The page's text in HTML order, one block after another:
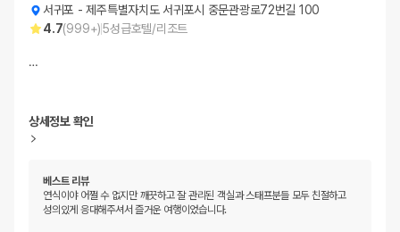
서귀포 -제주특별자치도 서귀포시 중문관광로72번길 100
4.7(999+)5성급호텔/리조트
…
상세정보 확인
베스트 리뷰
연식이야 어쩔 수 없지만 깨끗하고 잘 관리된 객실과 스태프분들 모두 친절하고
성의있게 응대해주셔서 즐거운 여행이었습니다.